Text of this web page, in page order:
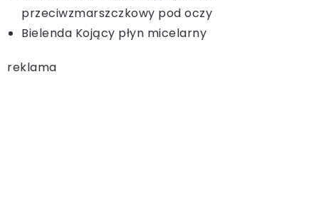
przeciwzmarszczkowy pod oczy
Bielenda Kojący płyn micelarny
reklama